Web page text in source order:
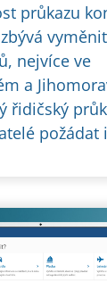
průkazu
nejvíce ve
a
řidičský
požádat